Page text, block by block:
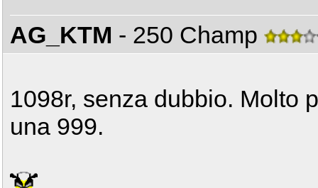
AG_KTM - 250 Champ
1098r, senza dubbio. Molto
una 999.